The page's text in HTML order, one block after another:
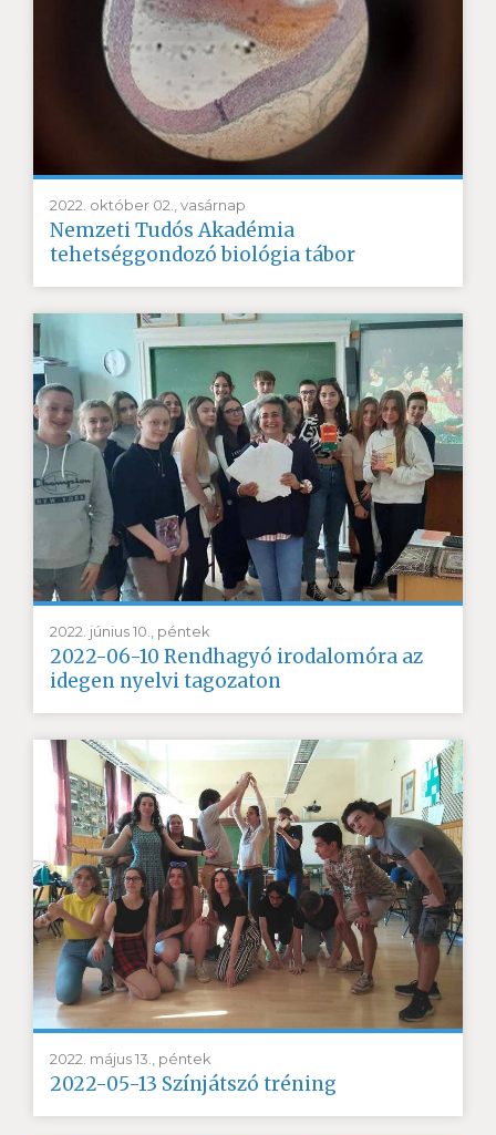
2022. október 02., vasárnap
Nemzeti Tudós Akadémia
tehetséggondozó biológia tábor
2022. június 10., péntek
2022-06-10 Rendhagyó irodalomóra az
idegen nyelvi tagozaton
2022. május 13., péntek
2022-05-13 Színjátszó tréning